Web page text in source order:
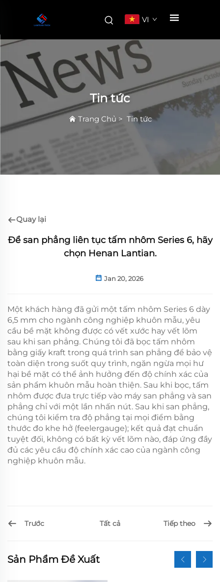
VI
Tin tức
Trang Chủ > Tin tức
Quay lại
Để san phẳng liên tục tấm nhôm Series 6, hãy
chọn Henan Lantian.
Jan 20, 2026
Một khách hàng đã gửi một tấm nhôm Series 6 dày
6,5 mm cho ngành công nghiệp khuôn mẫu, yêu
cầu bề mặt không được có vết xước hay vết lõm
sau khi san phẳng. Chúng tôi đã bọc tấm nhôm
bằng giấy kraft trong quá trình san phẳng để bảo vệ
toàn diện trong suốt quy trình, ngăn ngừa mọi hư
hại bề mặt có thể ảnh hưởng đến độ chính xác của
sản phẩm khuôn mẫu hoàn thiện. Sau khi bọc, tấm
nhôm được đưa trực tiếp vào máy san phẳng và san
phẳng chỉ với một lần nhấn nút. Sau khi san phẳng,
chúng tôi kiểm tra độ phẳng tại mọi điểm bằng
thước đo khe hở (feelergauge); kết quả đạt chuẩn
tuyệt đối, không có bất kỳ vết lõm nào, đáp ứng đầy
đủ các yêu cầu độ chính xác cao của ngành công
nghiệp khuôn mẫu.
Trước Tất cả Tiếp theo
Sản Phẩm Đề Xuất